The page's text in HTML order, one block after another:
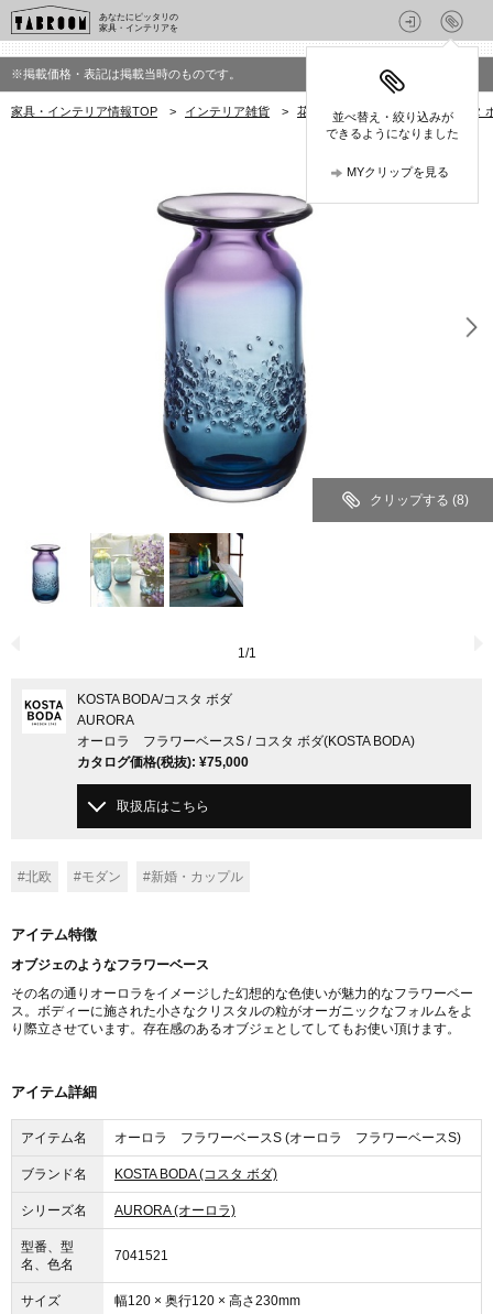
あなたにピッタリの
家具・インテリアを
並べ替え・絞り込みが
できるようになりました
MYクリップを見る
※掲載価格・表記は掲載当時のものです。
家具・インテリア情報TOP > インテリア雑貨 > 花瓶・フラワーベース > コスタ
クリップする (8)
1/1
KOSTA BODA/コスタ ボダ
AURORA
オーロラ フラワーベースS / コスタ ボダ(KOSTA BODA)
カタログ価格(税抜): ¥75,000
取扱店はこちら
#北欧 #モダン #新婚・カップル
アイテム特徴
オブジェのようなフラワーベース
その名の通りオーロラをイメージした幻想的な色使いが魅力的なフラワーベー
ス。ボディーに施された小さなクリスタルの粒がオーガニックなフォルムをよ
り際立させています。存在感のあるオブジェとしてしてもお使い頂けます。
アイテム詳細
アイテム名 オーロラ フラワーベースS (オーロラ フラワーベースS)
ブランド名 KOSTA BODA (コスタ ボダ)
シリーズ名 AURORA (オーロラ)
型番、型
名、色名
7041521
サイズ 幅120 × 奥行120 × 高さ230mm